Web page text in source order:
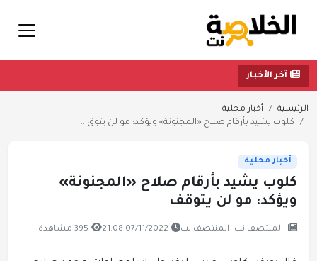
آخر الأخبار
الرئيسية
أخبار محلية
كلوب يشيد بأرقام صلاح «المجنونة» ويؤكد: مو لن يتوق...
أخبار محلية
كلوب يشيد بأرقام صلاح «المجنونة»
ويؤكد: مو لن يتوقف
المنتصف نت- المنتصف نت 07/11/2022 21:08 395 مشاهدة